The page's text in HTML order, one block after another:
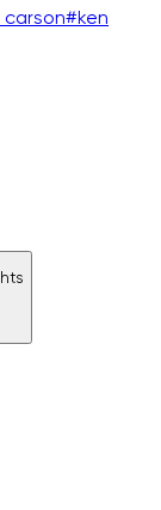
carson#ken